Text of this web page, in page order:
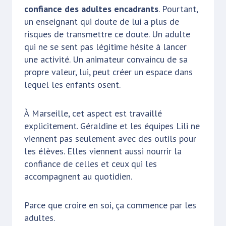
confiance des adultes encadrants. Pourtant,
un enseignant qui doute de lui a plus de
risques de transmettre ce doute. Un adulte
qui ne se sent pas légitime hésite à lancer
une activité. Un animateur convaincu de sa
propre valeur, lui, peut créer un espace dans
lequel les enfants osent.
À Marseille, cet aspect est travaillé
explicitement. Géraldine et les équipes Lili ne
viennent pas seulement avec des outils pour
les élèves. Elles viennent aussi nourrir la
confiance de celles et ceux qui les
accompagnent au quotidien.
Parce que croire en soi, ça commence par les
adultes.